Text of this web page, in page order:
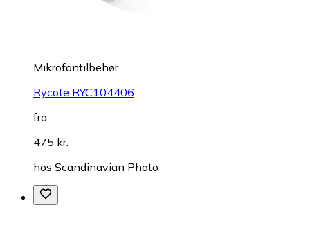
Mikrofontilbehør
Rycote RYC104406
fra
475 kr.
hos Scandinavian Photo